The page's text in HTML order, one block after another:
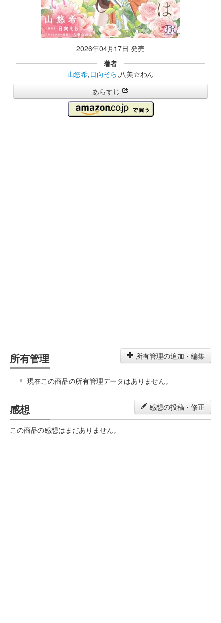
2026年04月17日 発売
著者
山悠希,日向そら,八美☆わん
あらすじ
所有管理 所有管理の追加・編集
現在この商品の所有管理データはありません。
感想 感想の投稿・修正
この商品の感想はまだありません。